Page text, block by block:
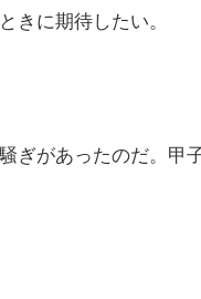
きに期待したい。
ぎがあったのだ。甲